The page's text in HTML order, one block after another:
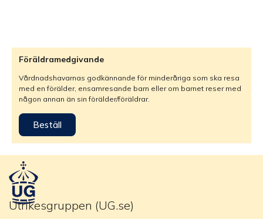
Föräldramedgivande
Vårdnadshavarnas godkännande för minderåriga som ska resa
med en förälder, ensamresande barn eller om barnet reser med
någon annan än sin förälder/föräldrar.
Beställ
Utrikesgruppen (UG.se)